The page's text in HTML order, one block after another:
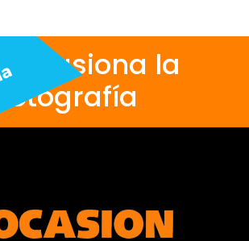
apasiona la
fotografía